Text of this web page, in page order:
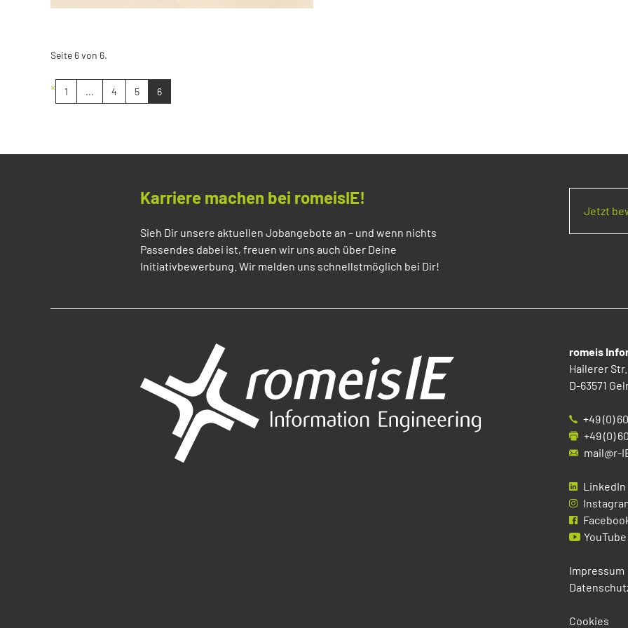
Seite 6 von 6.
« 1 ... 4 5 6
Karriere machen bei romeisIE!
Sieh Dir unsere aktuellen Jobangebote an – und wenn nichts
Passendes dabei ist, freuen wir uns auch über Deine
Initiativbewerbung. Wir melden uns schnellstmöglich bei Dir!
Jetzt
romeis
Hailerer Str.
D-63571
+49 (0)
+49 (0)
mail@r-
LinkedIn
YouTube
Impressum
Cookies